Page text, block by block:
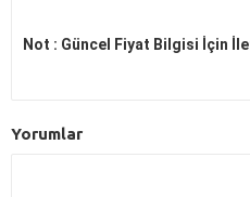
Not : Güncel Fiyat Bilgisi İçin
Yorumlar